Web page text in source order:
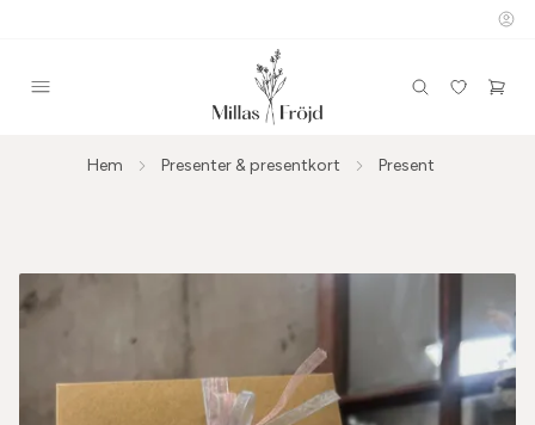
Hem Presenter & presentkort Present